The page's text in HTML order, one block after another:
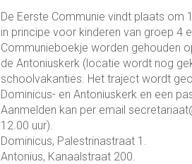
De Eerste Communie vindt plaats om
in principe voor kinderen van groep 4
Communieboekje worden gehouden
de Antoniuskerk (locatie wordt nog
schoolvakanties. Het traject wordt
Dominicus- en Antoniuskerk en een
Aanmelden kan per email
12.00 uur).
Dominicus, Palestrinastraat 1.
Antonius, Kanaalstraat 200.